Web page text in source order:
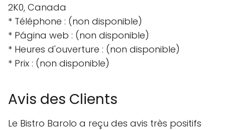
2K0, Canada
* Téléphone : (non disponible)
* Página web : (non disponible)
* Heures d'ouverture : (non disponible)
* Prix : (non disponible)
Avis des Clients
Le Bistro Barolo a reçu des avis très positifs